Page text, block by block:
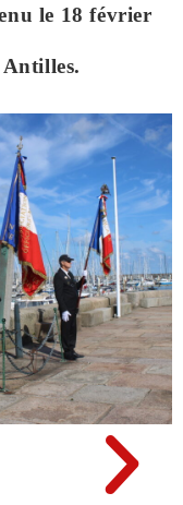
le 18 février